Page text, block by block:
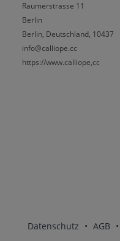
Raumerstrasse 11
Berlin
Berlin, Deutschland, 10437
info@calliope.cc
https://www.calliope,cc
Datenschutz • AGB •